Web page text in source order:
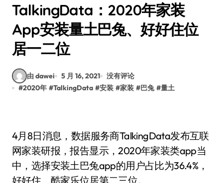
TalkingData：2020年家装
App安装量土巴兔、好好住位
居一二位
由 dawei 5 月 16, 2021
没有评论
#2020年 #TalkingData #安装 #家装 #巴兔 #量土
4月8日消息，数据服务商TalkingData发布互联
网家装研报，报告显示，2020年家装类app当
中，选择安装土巴兔app的用户占比为36.4%，
好好住、酷家乐位居第二三位。